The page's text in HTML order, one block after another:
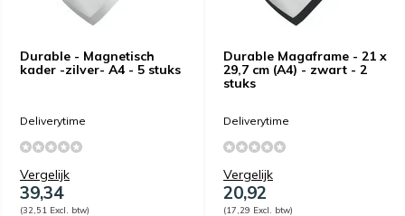
Durable - Magnetisch
kader -zilver- A4 - 5 stuks
Deliverytime
Vergelijk
39,34
(32,51 Excl. btw)
Durable Magaframe - 21 x
29,7 cm (A4) - zwart - 2
stuks
Deliverytime
Vergelijk
20,92
(17,29 Excl. btw)